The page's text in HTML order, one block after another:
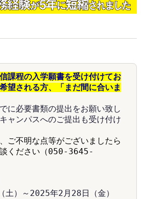
課程の入学願書を受け付けてお
望される方、「まだ間に合いま
に必要書類の提出をお願い致し
ャンパスへのご提出も受け付け
ご不明な点等がございましたら
ください（050-3645-
土）～2025年2月28日（金）